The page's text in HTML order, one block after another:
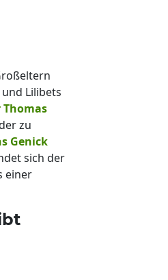
Lilibets
Thomas
zu
Genick
sich der
einer